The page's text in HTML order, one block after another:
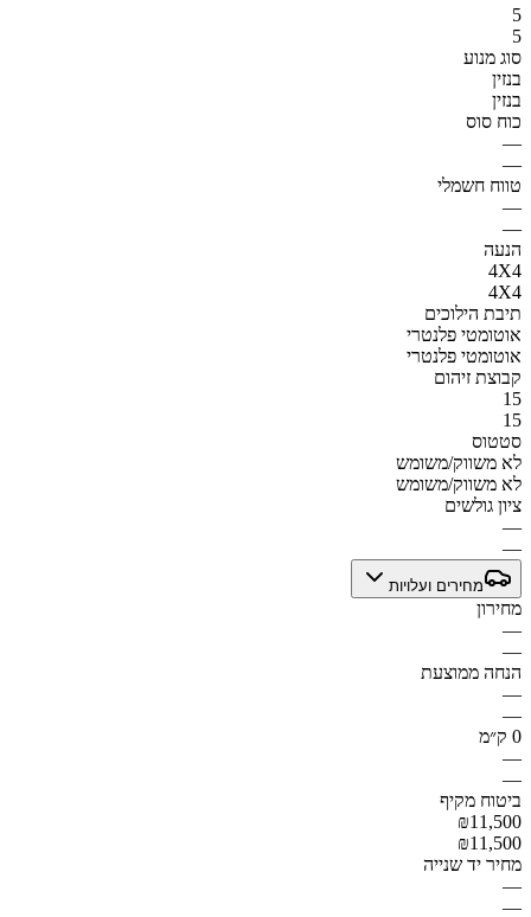
5
5
סוג מנוע
בנזין
בנזין
כוח סוס
—
—
טווח חשמלי
—
—
הנעה
4X4
4X4
תיבת הילוכים
אוטומטי פלנטרי
אוטומטי פלנטרי
קבוצת זיהום
15
15
סטטוס
לא משווק/משומש
לא משווק/משומש
ציון גולשים
—
—
מחירים ועלויות
מחירון
—
—
הנחה ממוצעת
—
—
0 ק״מ
—
—
ביטוח מקיף
₪11,500
₪11,500
מחיר יד שנייה
—
—